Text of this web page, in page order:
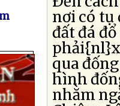
nơi có tụ
đất đá
qua
hình
nhằm